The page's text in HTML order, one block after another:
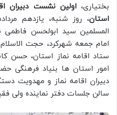
بختیاری، اولین نشست دبیران
استان، روز شنبه، یازدهم
المسلمین سید ابولحسن فاطمی
امام جمعه شهرکرد، حجت
ستاد اقامه نماز استان، حسن
امور استان ها بنیاد فرهنگی
دبیران اقامه نماز و مهدویت
سالن جلسات دفتر نماینده ولی